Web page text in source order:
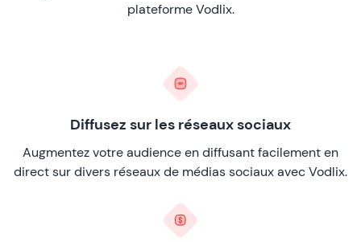
plateforme Vodlix.
Diffusez sur les réseaux sociaux
Augmentez votre audience en diffusant facilement en
direct sur divers réseaux de médias sociaux avec Vodlix.